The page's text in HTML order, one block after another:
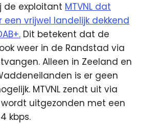
exploitant MTVNL dat
een vrijwel landelijk dekkend
Dit betekent dat de
weer in de Randstad via
Alleen in Zeeland en
is er geen
MTVNL zendt uit via
wordt uitgezonden met een
kbps.